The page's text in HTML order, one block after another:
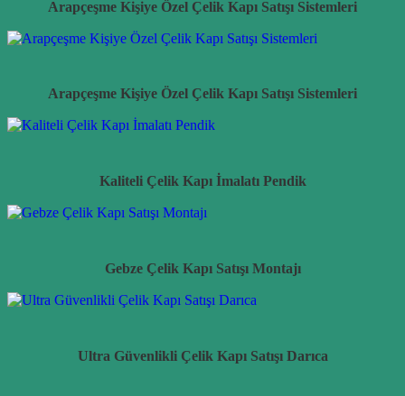
Arapçeşme Kişiye Özel Çelik Kapı Satışı Sistemleri
Arapçeşme Kişiye Özel Çelik Kapı Satışı Sistemleri
Kaliteli Çelik Kapı İmalatı Pendik
Gebze Çelik Kapı Satışı Montajı
Ultra Güvenlikli Çelik Kapı Satışı Darıca